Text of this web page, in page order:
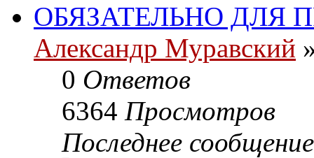
ОБЯЗАТЕЛЬНО ДЛЯ
Александр Муравский
0 Ответов
6364 Просмотров
Последнее